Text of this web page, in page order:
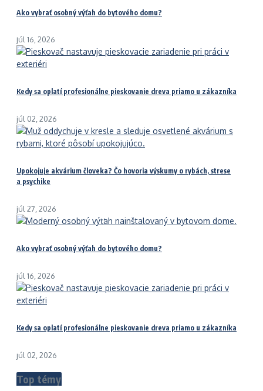
Ako vybrať osobný výťah do bytového domu?
júl 16, 2026
Kedy sa oplatí profesionálne pieskovanie dreva priamo u zákazníka
júl 02, 2026
Upokojuje akvárium človeka? Čo hovoria výskumy o rybách, strese
a psychike
júl 27, 2026
Ako vybrať osobný výťah do bytového domu?
júl 16, 2026
Kedy sa oplatí profesionálne pieskovanie dreva priamo u zákazníka
júl 02, 2026
Top témy